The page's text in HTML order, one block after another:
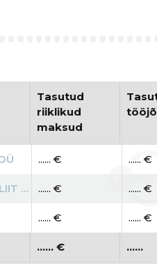
Tasutud
riiklikud
maksud
...... € ...... €
EESTI DISAINERITE LIIT MTÜ ...... € ...... €
...... € ...... €
...... € ......